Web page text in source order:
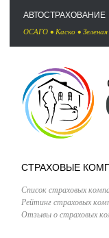
АВТОСТРАХОВАНИЕ
ОСАГО • Каско •
СТРАХОВЫЕ
Список страховых
Рейтинг страховых
Отзывы о страховых